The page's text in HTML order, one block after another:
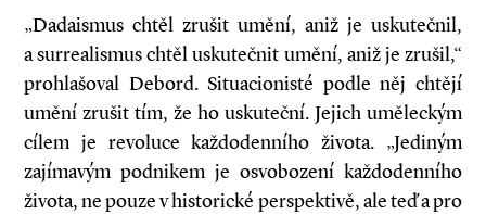
„Dadaismus chtěl zrušit umění, aniž je uskutečnil,
a surrealismus chtěl uskutečnit umění, aniž je zrušil,“
prohlašoval Debord. Situacionisté podle něj chtějí
umění zrušit tím, že ho uskuteční. Jejich uměleckým
cílem je revoluce každodenního života. „Jediným
zajímavým podnikem je osvobození každodenního
života, ne pouze v historické perspektivě, ale teď a pro